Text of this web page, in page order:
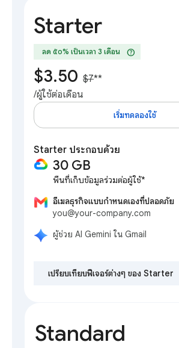
Starter
ลด ๕๐% เป็นเวลา 3 เดือน help
$3.50 $7**
/ผู้ใช้ต่อเดือน
เริ่มทดลองใช้
Starter ประกอบด้วย
30 GB
พื้นที่เก็บข้อมูลร่วมต่อผู้ใช้*
อีเมลธุรกิจแบบกำหนดเองที่ปลอดภัย
you@your-company.com
ผู้ช่วย AI Gemini ใน Gmail
เปรียบเทียบฟีเจอร์ต่างๆ ของ Starter
Standard